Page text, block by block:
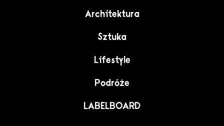
Architektura
Sztuka
Lifestyle
Podróże
LABELBOARD